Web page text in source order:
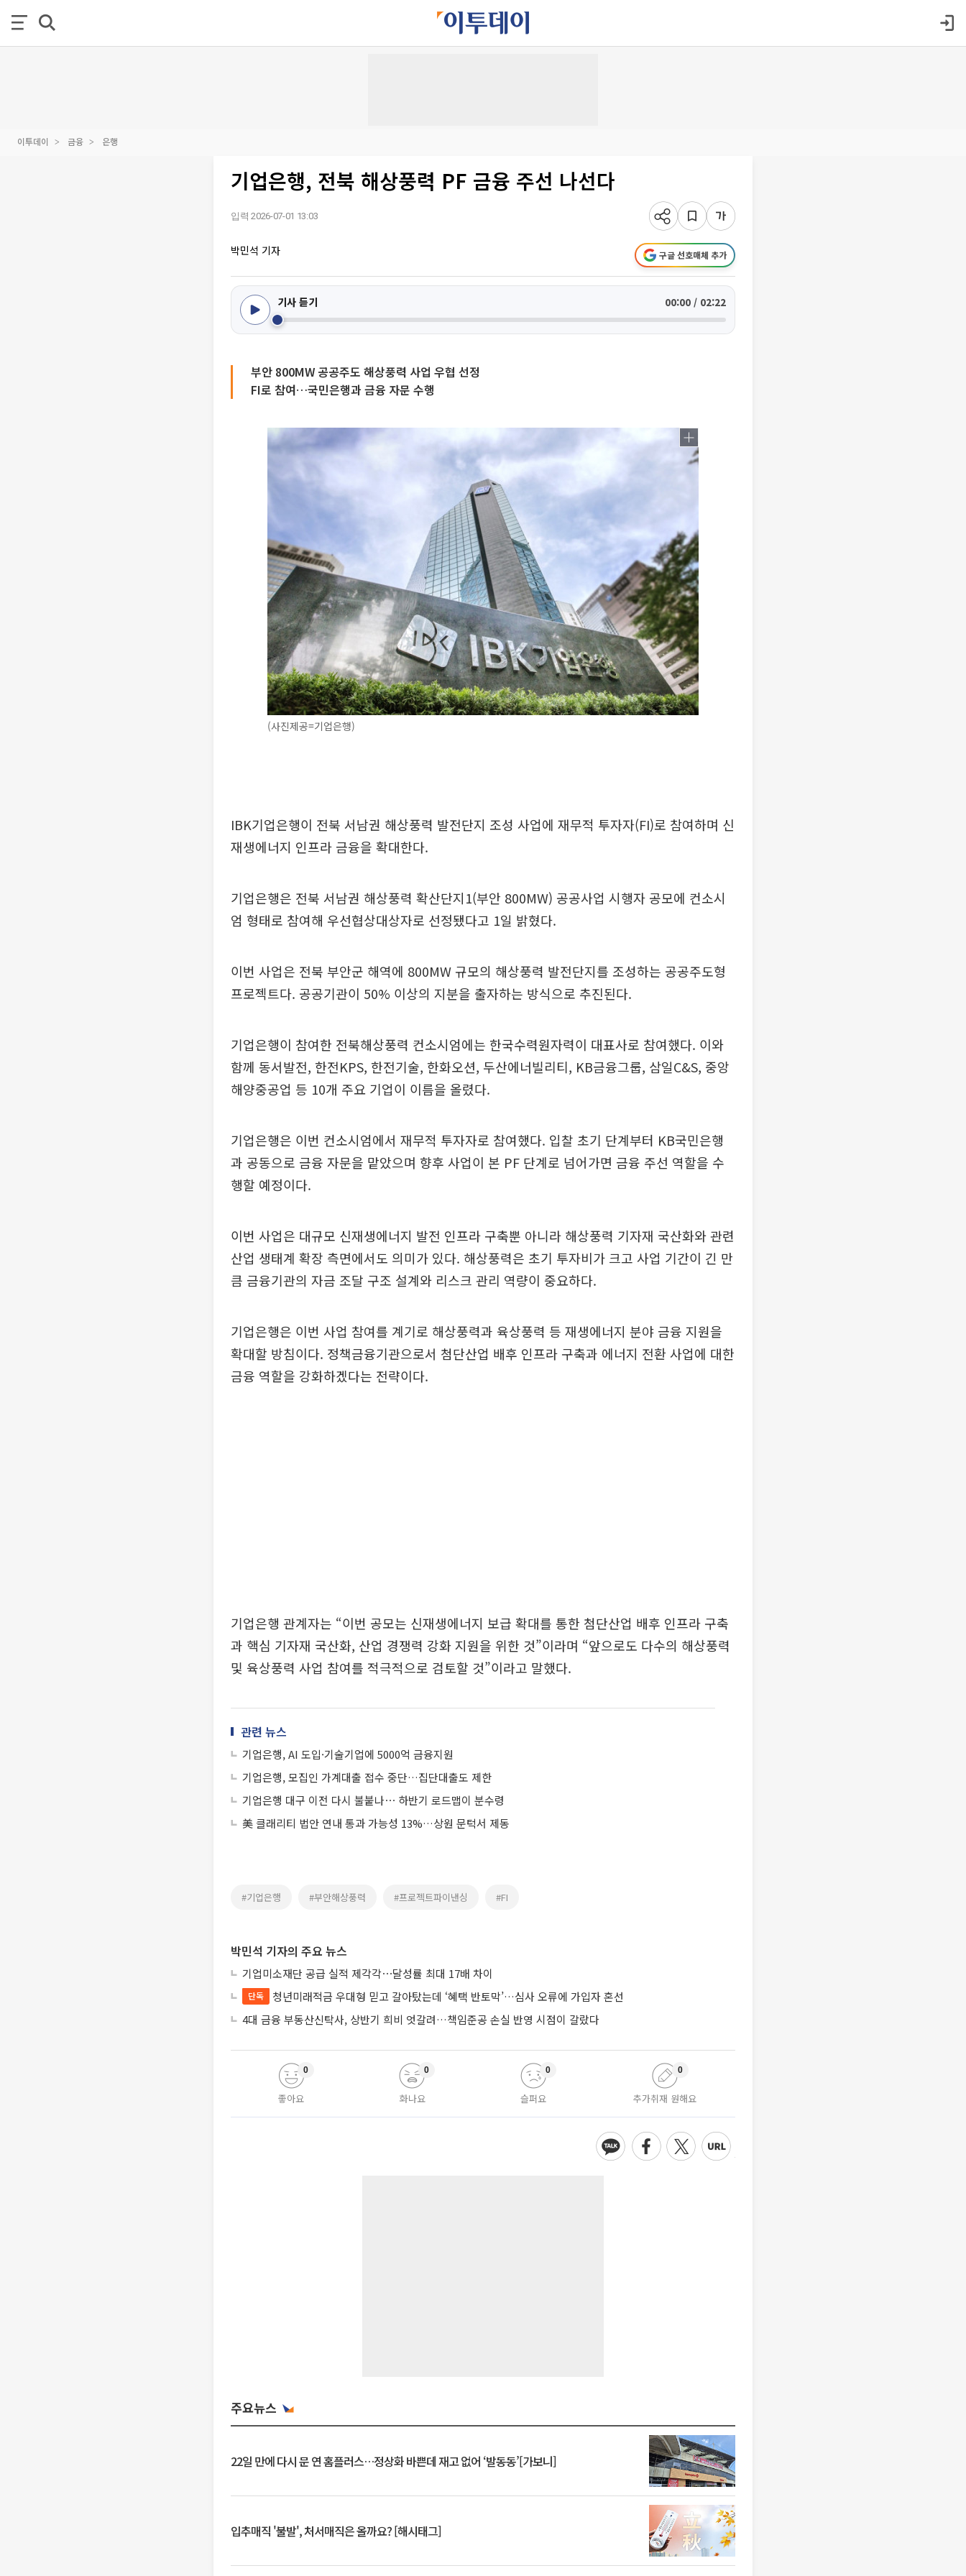
이투데이 금융 은행
기업은행, 전북 해상풍력 PF 금융 주선 나선다
입력 2026-07-01 13:03
박민석 기자 구글 선호매체 추가
기사 듣기 00:00 / 02:22
부안 800MW 공공주도 해상풍력 사업 우협 선정
FI로 참여…국민은행과 금융 자문 수행
(사진제공=기업은행)
IBK기업은행이 전북 서남권 해상풍력 발전단지 조성 사업에 재무적 투자자(FI)로 참여하며 신
재생에너지 인프라 금융을 확대한다.
기업은행은 전북 서남권 해상풍력 확산단지1(부안 800MW) 공공사업 시행자 공모에 컨소시
엄 형태로 참여해 우선협상대상자로 선정됐다고 1일 밝혔다.
이번 사업은 전북 부안군 해역에 800MW 규모의 해상풍력 발전단지를 조성하는 공공주도형
프로젝트다. 공공기관이 50% 이상의 지분을 출자하는 방식으로 추진된다.
기업은행이 참여한 전북해상풍력 컨소시엄에는 한국수력원자력이 대표사로 참여했다. 이와
함께 동서발전, 한전KPS, 한전기술, 한화오션, 두산에너빌리티, KB금융그룹, 삼일C&S, 중앙
해양중공업 등 10개 주요 기업이 이름을 올렸다.
기업은행은 이번 컨소시엄에서 재무적 투자자로 참여했다. 입찰 초기 단계부터 KB국민은행
과 공동으로 금융 자문을 맡았으며 향후 사업이 본 PF 단계로 넘어가면 금융 주선 역할을 수
행할 예정이다.
이번 사업은 대규모 신재생에너지 발전 인프라 구축뿐 아니라 해상풍력 기자재 국산화와 관련
산업 생태계 확장 측면에서도 의미가 있다. 해상풍력은 초기 투자비가 크고 사업 기간이 긴 만
큼 금융기관의 자금 조달 구조 설계와 리스크 관리 역량이 중요하다.
기업은행은 이번 사업 참여를 계기로 해상풍력과 육상풍력 등 재생에너지 분야 금융 지원을
확대할 방침이다. 정책금융기관으로서 첨단산업 배후 인프라 구축과 에너지 전환 사업에 대한
금융 역할을 강화하겠다는 전략이다.
기업은행 관계자는 “이번 공모는 신재생에너지 보급 확대를 통한 첨단산업 배후 인프라 구축
과 핵심 기자재 국산화, 산업 경쟁력 강화 지원을 위한 것”이라며 “앞으로도 다수의 해상풍력
및 육상풍력 사업 참여를 적극적으로 검토할 것”이라고 말했다.
관련 뉴스
기업은행, AI 도입·기술기업에 5000억 금융지원
기업은행, 모집인 가계대출 접수 중단…집단대출도 제한
기업은행 대구 이전 다시 불붙나⋯ 하반기 로드맵이 분수령
美 클래리티 법안 연내 통과 가능성 13%…상원 문턱서 제동
#기업은행 #부안해상풍력 #프로젝트파이낸싱 #FI
박민석 기자의 주요 뉴스
기업미소재단 공급 실적 제각각⋯달성률 최대 17배 차이
단독
청년미래적금 우대형 믿고 갈아탔는데 ‘혜택 반토막’…심사 오류에 가입자 혼선
4대 금융 부동산신탁사, 상반기 희비 엇갈려…책임준공 손실 반영 시점이 갈랐다
좋아요
0
화나요
0
슬퍼요
0
추가취재 원해요
0
주요뉴스
22일 만에 다시 문 연 홈플러스…정상화 바쁜데 재고 없어 ‘발동동’[가보니]
입추매직 '불발', 처서매직은 올까요? [해시태그]